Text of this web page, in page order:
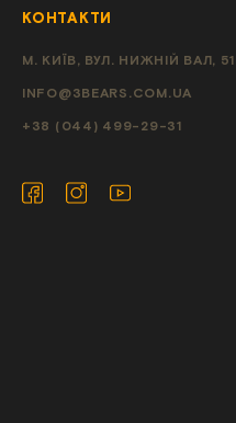
КОНТАКТИ
М. КИЇВ, ВУЛ. НИЖНІЙ ВАЛ, 51
INFO@3BEARS.COM.UA
+38 (044) 499-29-31